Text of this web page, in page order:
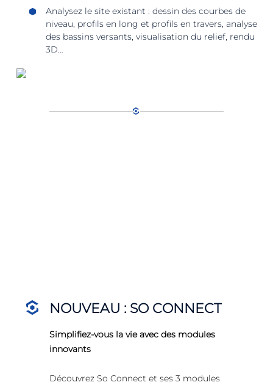
Analysez le site existant : dessin des courbes de
niveau, profils en long et profils en travers, analyse
des bassins versants, visualisation du relief, rendu
3D…
NOUVEAU : SO CONNECT
Simplifiez-vous la vie avec des modules
innovants
Découvrez So Connect et ses 3 modules